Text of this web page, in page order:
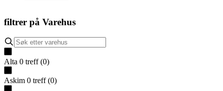
filtrer på Varehus
Alta 0 treff (0)
Askim 0 treff (0)